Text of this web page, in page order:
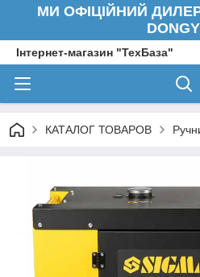
МИ ОФІЦІЙНИЙ ДИЛЕР
Інтернет-магазин "ТехБаза"
КАТАЛОГ ТОВАРОВ